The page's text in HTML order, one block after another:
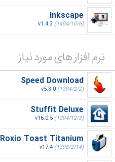
Inkscape
v1.4.3 (1404/10/6)
نرم افزار های مورد نیاز
Speed Download
v5.3.0 (1394/2/2)
Stuffit Deluxe
v16.0.5 (1394/12/3)
Roxio Toast Titanium
v17.4 (1398/2/14)